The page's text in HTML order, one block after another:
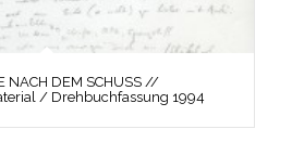
NACH DEM SCHUSS //
/ Drehbuchfassung 1994